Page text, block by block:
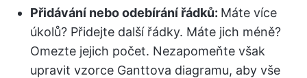
Přidávání nebo odebírání řádků: Máte více
úkolů? Přidejte další řádky. Máte jich méně?
Omezte jejich počet. Nezapomeňte však
upravit vzorce Ganttova diagramu, aby vše